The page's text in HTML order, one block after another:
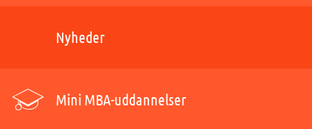
Nyheder
Mini MBA-uddannelser